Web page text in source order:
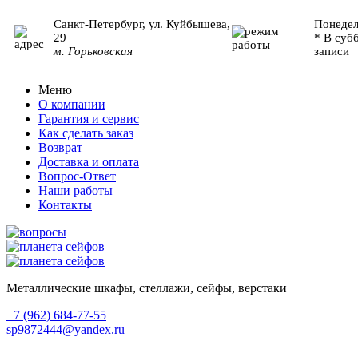
Санкт-Петербург, ул. Куйбышева,
29
м. Горьковская
* В
записи
Меню
О компании
Гарантия и сервис
Как сделать заказ
Возврат
Доставка и оплата
Вопрос-Ответ
Наши работы
Контакты
Металлические шкафы, стеллажи, сейфы, верстаки
+7 (962) 684-77-55
sp9872444@yandex.ru